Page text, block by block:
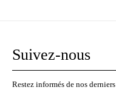
Suivez-nous
Restez informés de nos